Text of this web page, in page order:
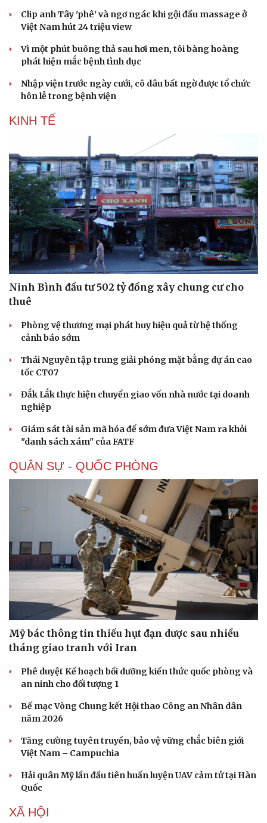
Thông tin doanh nghiệp
Doanh nghiệp 24h
Doanh nhân
Vì cộng đồng
Sành điệu
Trải nghiệm
Chuyển đổi số
Clip anh Tây 'phê' và ngơ ngác khi gội đầu massage ở
Việt Nam hút 24 triệu view
Vì một phút buông thả sau hơi men, tôi bàng hoàng
phát hiện mắc bệnh tình dục
Nhập viện trước ngày cưới, cô dâu bất ngờ được tổ chức
hôn lễ trong bệnh viện
KINH TẾ
Ninh Bình đầu tư 502 tỷ đồng xây chung cư cho
thuê
Phòng vệ thương mại phát huy hiệu quả từ hệ thống
cảnh báo sớm
Thái Nguyên tập trung giải phóng mặt bằng dự án cao
tốc CT07
Đắk Lắk thực hiện chuyển giao vốn nhà nước tại doanh
nghiệp
Giám sát tài sản mã hóa để sớm đưa Việt Nam ra khỏi
"danh sách xám" của FATF
QUÂN SỰ - QUỐC PHÒNG
Mỹ bác thông tin thiếu hụt đạn dược sau nhiều
tháng giao tranh với Iran
Phê duyệt Kế hoạch bồi dưỡng kiến thức quốc phòng và
an ninh cho đối tượng 1
Bế mạc Vòng Chung kết Hội thao Công an Nhân dân
năm 2026
Tăng cường tuyên truyền, bảo vệ vững chắc biên giới
Việt Nam – Campuchia
Hải quân Mỹ lần đầu tiên huấn luyện UAV cảm tử tại Hàn
Quốc
XÃ HỘI